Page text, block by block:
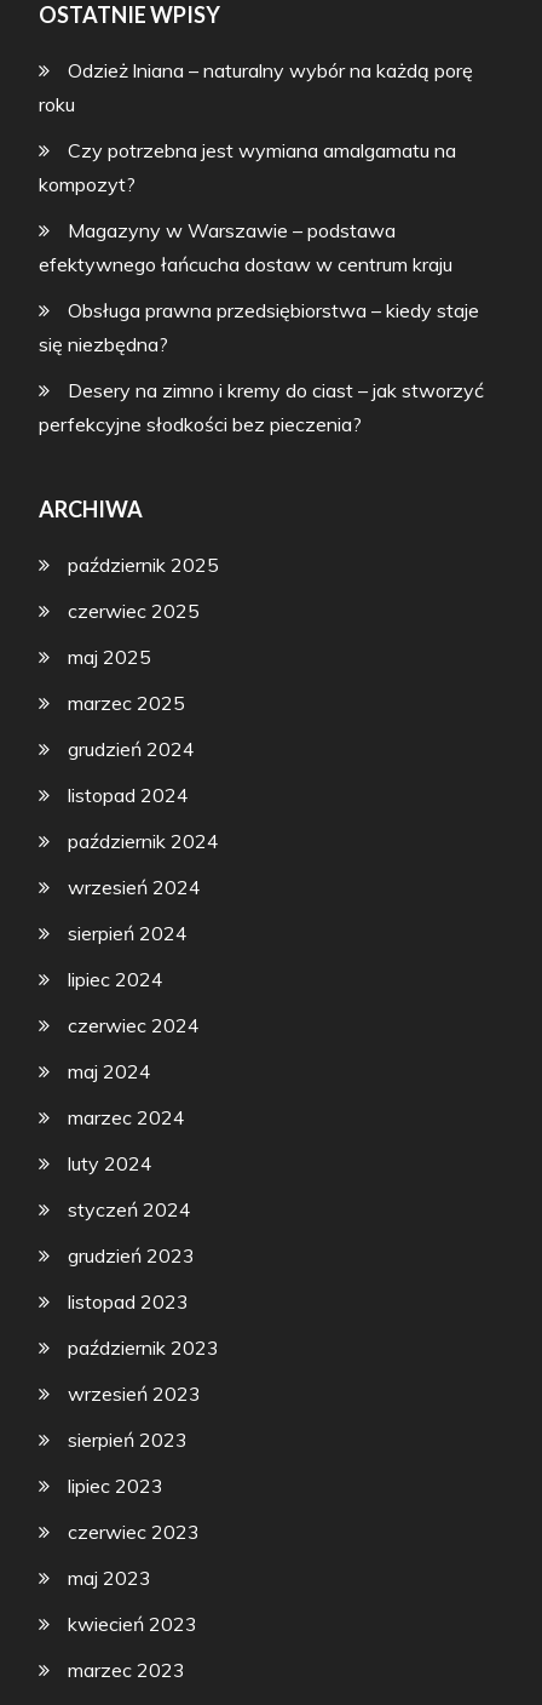
OSTATNIE WPISY
Odzież lniana – naturalny wybór na każdą porę
roku
Czy potrzebna jest wymiana amalgamatu na
kompozyt?
Magazyny w Warszawie – podstawa
efektywnego łańcucha dostaw w centrum kraju
Obsługa prawna przedsiębiorstwa – kiedy staje
się niezbędna?
Desery na zimno i kremy do ciast – jak stworzyć
perfekcyjne słodkości bez pieczenia?
ARCHIWA
październik 2025
czerwiec 2025
maj 2025
marzec 2025
grudzień 2024
listopad 2024
październik 2024
wrzesień 2024
sierpień 2024
lipiec 2024
czerwiec 2024
maj 2024
marzec 2024
luty 2024
styczeń 2024
grudzień 2023
listopad 2023
październik 2023
wrzesień 2023
sierpień 2023
lipiec 2023
czerwiec 2023
maj 2023
kwiecień 2023
marzec 2023